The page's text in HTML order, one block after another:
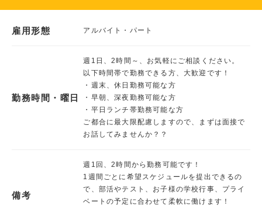
雇用形態 アルバイト・パート
勤務時間・曜日
週1日、2時間～、お気軽にご相談ください。
以下時間帯で勤務できる方、大歓迎です！
・週末、休日勤務可能な方
・早朝、深夜勤務可能な方
・平日ランチ帯勤務可能な方
ご都合に最大限配慮しますので、まずは面接で
お話してみませんか？？
備考
週1回、2時間から勤務可能です！
1週間ごとに希望スケジュールを提出できるの
で、部活やテスト、お子様の学校行事、プライ
ベートの予定に合わせて柔軟に働けます！